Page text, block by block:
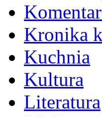
Kronika
Kuchnia
Kultura
Literatura